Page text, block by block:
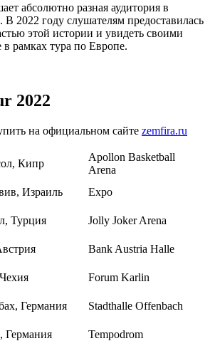
абсолютно разная аудитория в
В 2022 году слушателям предоставилась
этой истории и увидеть своими
в рамках тура по Европе.
2022
на официальном сайте zemfira.ru
Кипр
Apollon Basketball
Arena
Израиль
Expo
Турция
Jolly Joker Arena
Bank Austria Halle
Forum Karlin
Германия
Stadthalle Offenbach
Германия Tempodrom